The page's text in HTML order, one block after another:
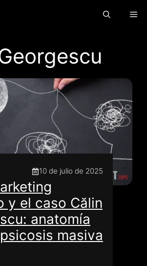
10 de julio de 2025
y el caso Călin
anatomía
masiva